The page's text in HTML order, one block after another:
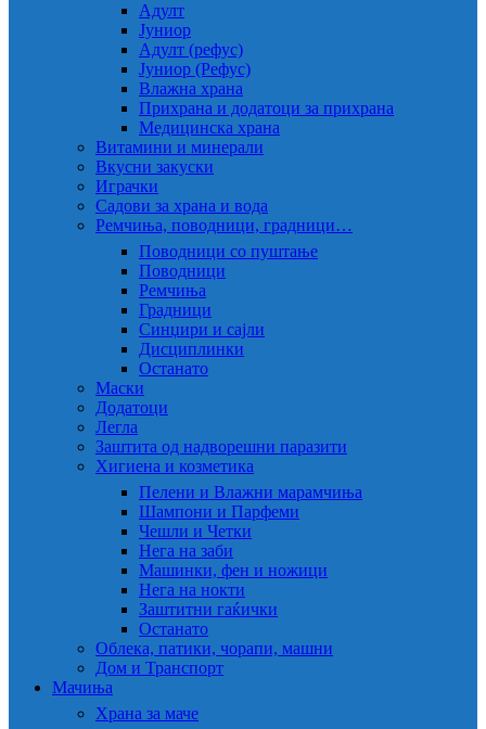
Адулт
Јуниор
Адулт (рефус)
Јуниор (Рефус)
Влажна храна
Прихрана и додатоци за прихрана
Медицинска храна
Витамини и минерали
Вкусни закуски
Играчки
Садови за храна и вода
Ремчиња, поводници, градници…
Поводници со пуштање
Поводници
Ремчиња
Градници
Синџири и сајли
Дисциплинки
Останато
Маски
Додатоци
Легла
Заштита од надворешни паразити
Хигиена и козметика
Пелени и Влажни марамчиња
Шампони и Парфеми
Чешли и Четки
Нега на заби
Машинки, фен и ножици
Нега на нокти
Заштитни гаќички
Останато
Облека, патики, чорапи, машни
Дом и Транспорт
Мачиња
Храна за маче